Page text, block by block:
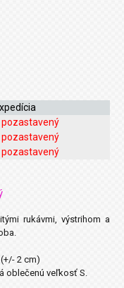
pozastavený
pozastavený
pozastavený
rukávmi, výstrihom a
2 cm)
oblečenú veľkosť S.